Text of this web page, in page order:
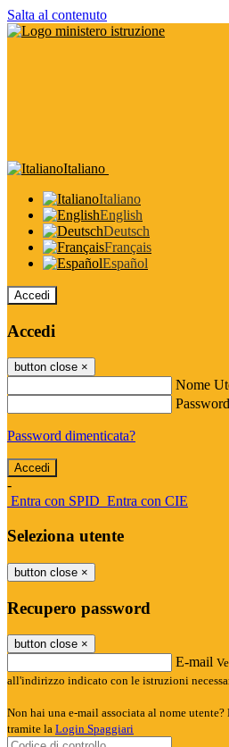
Salta al contenuto
Italiano
Italiano
English
Deutsch
Français
Español
Accedi
Accedi
button close ×
Nome
Password
Password dimenticata?
-
Entra con SPID Entra con CIE
Seleziona utente
button close ×
Recupero password
button close ×
E-mail
all'indirizzo indicato con le istruzioni
Non hai una e-mail associata al nome
tramite la Login Spaggiari